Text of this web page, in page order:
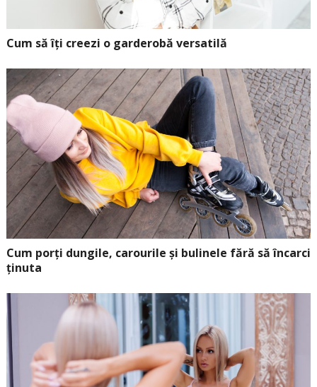
Cum să îți creezi o garderobă versatilă
Cum porți dungile, carourile și bulinele fără să încarci
ținuta